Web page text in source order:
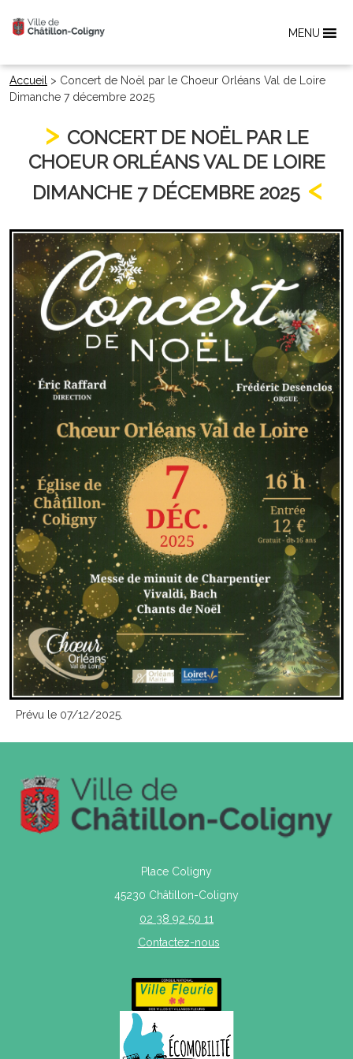
MENU
Accueil > Concert de Noël par le Choeur Orléans Val de Loire
Dimanche 7 décembre 2025
CONCERT DE NOËL PAR LE
CHOEUR ORLÉANS VAL DE LOIRE
DIMANCHE 7 DÉCEMBRE 2025
Prévu le 07/12/2025.
Place Coligny
45230 Châtillon-Coligny
02 38 92 50 11
Contactez-nous